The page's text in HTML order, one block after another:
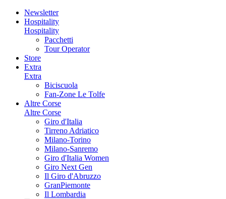
Newsletter
Hospitality
Hospitality
Pacchetti
Tour Operator
Store
Extra
Extra
Biciscuola
Fan-Zone Le Tolfe
Altre Corse
Altre Corse
Giro d'Italia
Tirreno Adriatico
Milano-Torino
Milano-Sanremo
Giro d'Italia Women
Giro Next Gen
Il Giro d'Abruzzo
GranPiemonte
Il Lombardia